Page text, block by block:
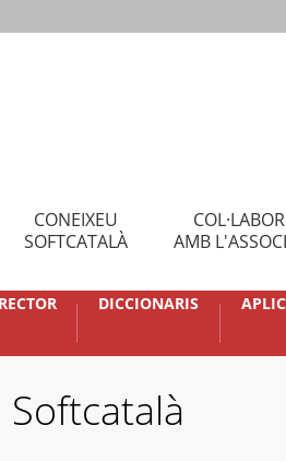
CONEIXEU
SOFTCATALÀ
AMB
DICCIONARIS